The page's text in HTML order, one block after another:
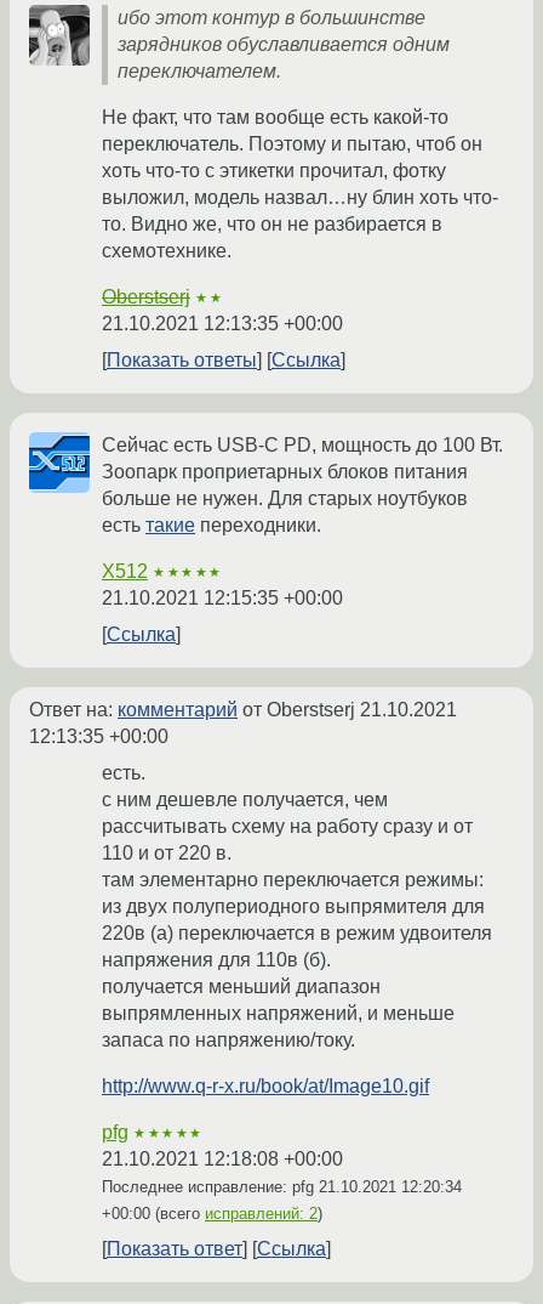
ибо этот контур в большинстве
зарядников обуславливается одним
переключателем.
Не факт, что там вообще есть какой-то
переключатель. Поэтому и пытаю, чтоб он
хоть что-то с этикетки прочитал, фотку
выложил, модель назвал…ну блин хоть что-
то. Видно же, что он не разбирается в
схемотехнике.
Oberstserj ★★
21.10.2021 12:13:35 +00:00
Показать ответы
Ссылка
Сейчас есть USB-C PD, мощность до 100 Вт.
Зоопарк проприетарных блоков питания
больше не нужен. Для старых ноутбуков
есть такие переходники.
X512 ★★★★★
21.10.2021 12:15:35 +00:00
Ссылка
Ответ на: комментарий от Oberstserj 21.10.2021
12:13:35 +00:00
есть.
с ним дешевле получается, чем
рассчитывать схему на работу сразу и от
110 и от 220 в.
там элементарно переключается режимы:
из двух полупериодного выпрямителя для
220в (а) переключается в режим удвоителя
напряжения для 110в (б).
получается меньший диапазон
выпрямленных напряжений, и меньше
запаса по напряжению/току.
http://www.q-r-x.ru/book/at/Image10.gif
pfg ★★★★★
21.10.2021 12:18:08 +00:00
Последнее исправление: pfg 21.10.2021 12:20:34
+00:00 (всего исправлений: 2)
Показать ответ Ссылка